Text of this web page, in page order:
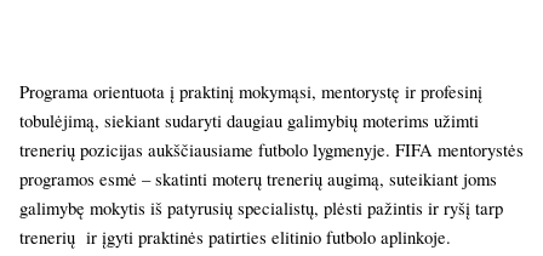
Programa orientuota į praktinį mokymąsi, mentorystę ir profesinį
tobulėjimą, siekiant sudaryti daugiau galimybių moterims užimti
trenerių pozicijas aukščiausiame futbolo lygmenyje. FIFA mentorystės
programos esmė – skatinti moterų trenerių augimą, suteikiant joms
galimybę mokytis iš patyrusių specialistų, plėsti pažintis ir ryšį tarp
trenerių ir įgyti praktinės patirties elitinio futbolo aplinkoje.